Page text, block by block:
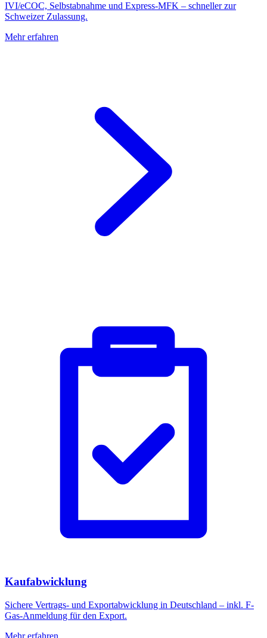
IVI/eCOC, Selbstabnahme und Express-MFK – schneller zur
Schweizer Zulassung.
Mehr erfahren
Kaufabwicklung
Sichere Vertrags- und Exportabwicklung in Deutschland – inkl. F-
Gas-Anmeldung für den Export.
Mehr erfahren